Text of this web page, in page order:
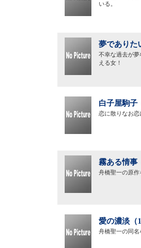
いる。
夢でありた
不幸な過去が
える女！
白子屋駒子
恋に散りなお
霧ある情事
舟橋聖一の原
愛の濃淡（
舟橋聖一の同